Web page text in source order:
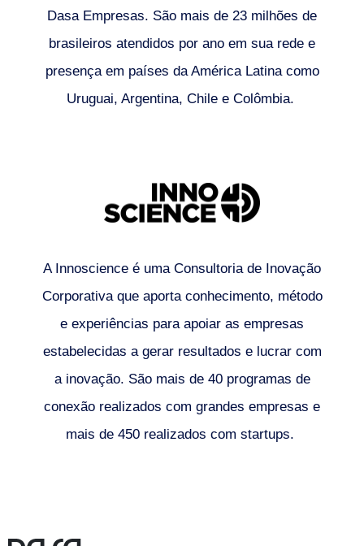
Dasa Empresas. São mais de 23 milhões de
brasileiros atendidos por ano em sua rede e
presença em países da América Latina como
Uruguai, Argentina, Chile e Colômbia.
A Innoscience é uma Consultoria de Inovação
Corporativa que aporta conhecimento, método
e experiências para apoiar as empresas
estabelecidas a gerar resultados e lucrar com
a inovação. São mais de 40 programas de
conexão realizados com grandes empresas e
mais de 450 realizados com startups.